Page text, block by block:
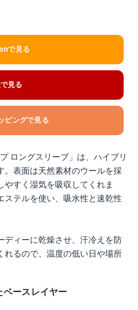
で見る
見る
ピングで見る
ロングスリーブ」は、ハイブリ
。表面は天然素材のウールを採
やすく湿気を吸収してくれま
ステルを使い、吸水性と速乾性
ディーに乾燥させ、汗冷えを防
れるので、温度の低い日や場所
ースレイヤー